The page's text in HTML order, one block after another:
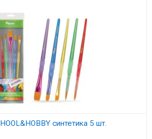
синтетика 5 шт.